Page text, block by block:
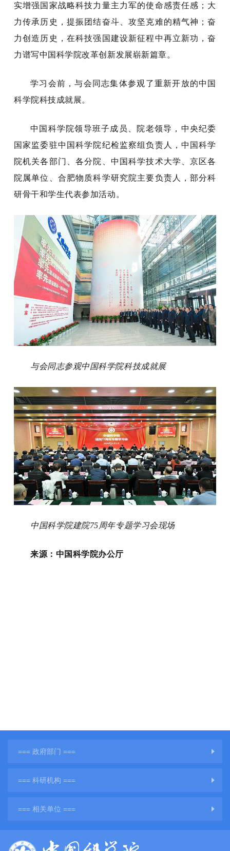
实增强国家战略科技力量主力军的使命感责任感；大
力传承历史，提振团结奋斗、攻坚克难的精气神；奋
力创造历史，在科技强国建设新征程中再立新功，奋
力谱写中国科学院改革创新发展崭新篇章。
学习会前，与会同志集体参观了重新开放的中国
科学院科技成就展。
中国科学院领导班子成员、院老领导，中央纪委
国家监委驻中国科学院纪检监察组负责人，中国科学
院机关各部门、各分院、中国科学技术大学、京区各
院属单位、合肥物质科学研究院主要负责人，部分科
研骨干和学生代表参加活动。
与会同志参观中国科学院科技成就展
中国科学院建院75周年专题学习会现场
来源：中国科学院办公厅
=== 政府部门 ===
=== 科研机构 ===
=== 相关单位 ===